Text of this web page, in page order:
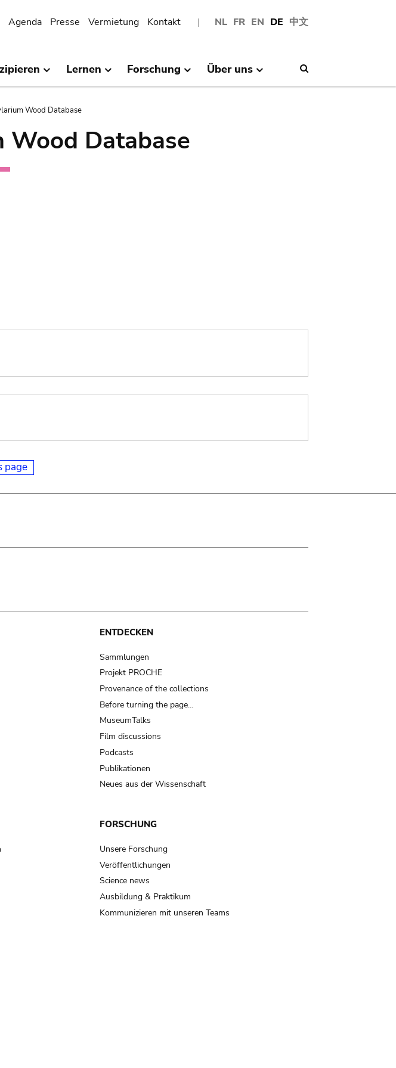
NL FR EN DE 中文
Agenda Presse Vermietung Kontakt
Lernen Forschung Über uns
Wood Database
Wood Database
page
ENTDECKEN
Sammlungen
Projekt PROCHE
Provenance of the collections
Before turning the page…
MuseumTalks
Film discussions
Podcasts
Publikationen
Neues aus der Wissenschaft
FORSCHUNG
Unsere Forschung
Veröffentlichungen
Science news
Ausbildung & Praktikum
Kommunizieren mit unseren Teams